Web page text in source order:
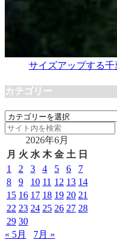
サイズアップする千
カテゴリー
カ
テ
リ
ー
2026年6月
月 火 水 木 金 土 日
1
2 3 4 5 6
7
8
9 10 11 12 13 14
15 16 17 18 19 20 21
22 23 24 25 26 27 28
29 30
« 5月
7月 »